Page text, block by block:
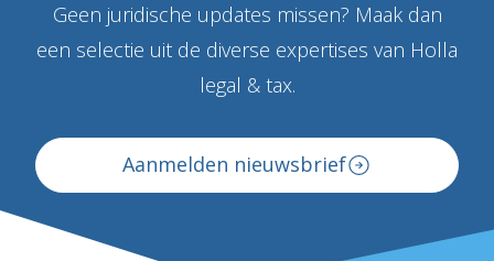
Geen juridische updates missen? Maak dan
een selectie uit de diverse expertises van Holla
legal & tax.
Aanmelden nieuwsbrief